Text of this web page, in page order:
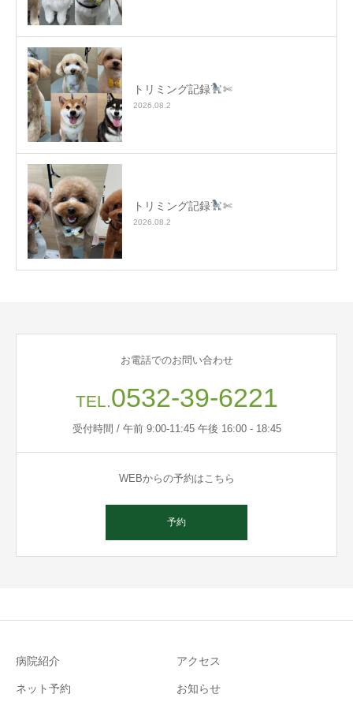
トリミング記録 ✄
2026.08.2
トリミング記録 ✄
2026.08.2
お電話でのお問い合わせ
TEL.0532-39-6221
受付時間 / 午前 9:00-11:45 午後 16:00 - 18:45
WEBからの予約はこちら
予約
病院紹介 アクセス
ネット予約 お知らせ